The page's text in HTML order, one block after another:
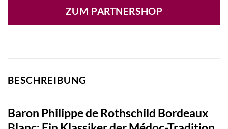
ZUM PARTNERSHOP
BESCHREIBUNG
Baron Philippe de Rothschild Bordeaux